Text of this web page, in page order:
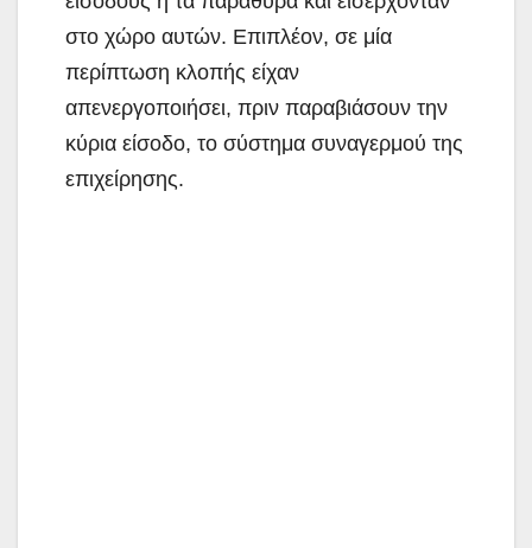
στο χώρο αυτών. Επιπλέον, σε μία
περίπτωση κλοπής είχαν
απενεργοποιήσει, πριν παραβιάσουν την
κύρια είσοδο, το σύστημα συναγερμού της
επιχείρησης.